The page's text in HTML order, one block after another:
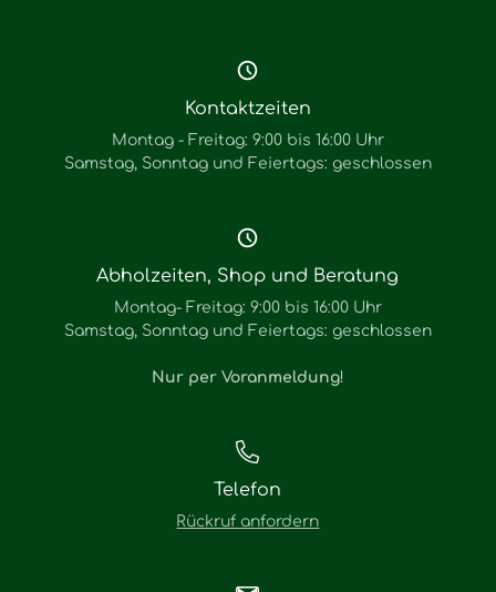
Kontaktzeiten
Montag - Freitag: 9:00 bis 16:00 Uhr
Samstag, Sonntag und Feiertags: geschlossen
Abholzeiten, Shop und Beratung
Montag- Freitag: 9:00 bis 16:00 Uhr
Samstag, Sonntag und Feiertags: geschlossen
Nur per Voranmeldung!
Telefon
Rückruf anfordern